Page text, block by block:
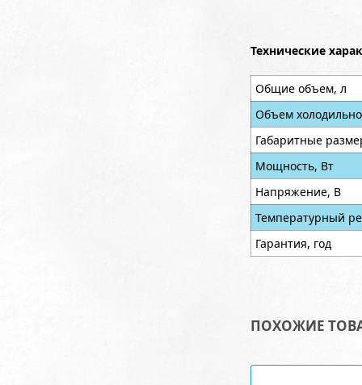
Технические
Общие объем, л
Объем
Габаритные
Мощность, Вт
Напряжение, В
Температурный
Гарантия, год
ПОХОЖИЕ